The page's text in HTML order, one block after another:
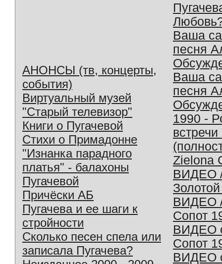
АНОНСЫ (тв, концерты,
события)
Виртуальный музей
"Старый телевизор"
Книги о Пугачевой
Стихи о Примадонне
"Изнанка парадного
платья" - балахоны
Пугачевой
Причёски АБ
Пугачева и ее шаги к
стройности
Сколько песен спела или
записала Пугачева?
Ваша
песня
Ваша
песня
1990 -
Zielona
ВИДЕО
ВИДЕО
Сопот
ВИДЕО
Сопот
ВИДЕО